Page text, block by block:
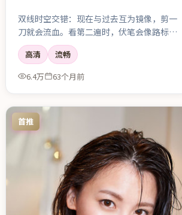
双线时空交错：现在与过去互为镜像，剪一
刀就会流血。看第二遍时，伏笔会像路标一
样亮起来。
高清
流畅
6.4万
63个月前
首推